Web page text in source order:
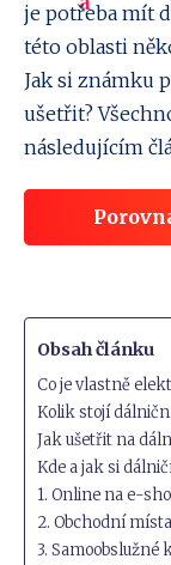
je potřeba mít
této oblasti
Jak si známku
ušetřit?
následujícím
Obsah článku
Co je vlastně
Kolik stojí
Jak ušetřit na
Kde a jak si
1. Online na e-
2. Obchodní místa
3. Samoobslužné